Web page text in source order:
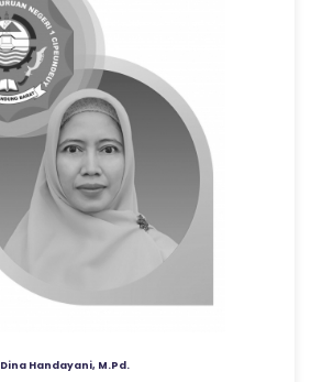
Dina Handayani, M.Pd.